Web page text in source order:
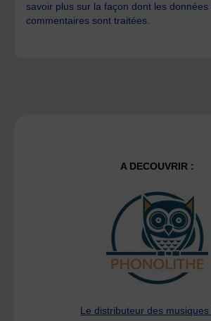
savoir plus sur la façon dont les données
commentaires sont traitées
A DECOUVRIR :
Le distributeur des musiques